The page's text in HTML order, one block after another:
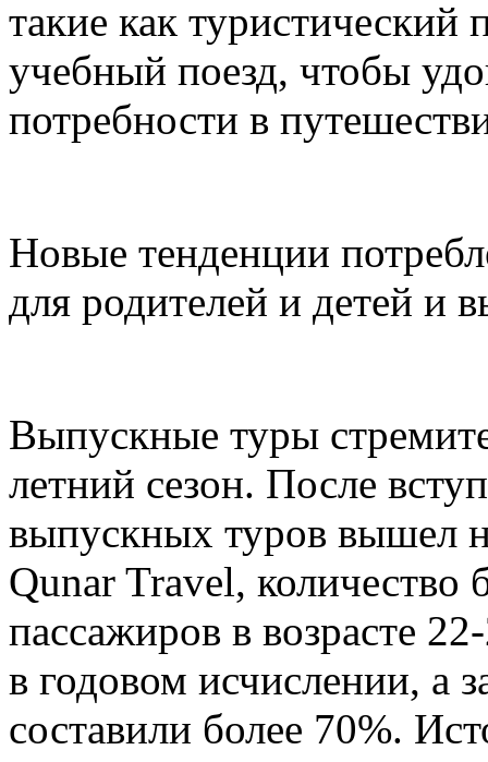
такие как туристический
учебный поезд, чтобы
потребности в
Новые тенденции
для родителей и детей и
Выпускные туры
летний сезон. После
выпускных туров вышел
Qunar Travel, количество
пассажиров в возрасте
в годовом исчислении, а
составили более 70%.